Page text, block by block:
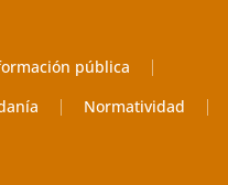
pública
Normatividad